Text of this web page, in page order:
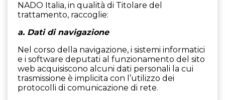
NADO Italia, in qualità di Titolare del
trattamento, raccoglie:
a. Dati di navigazione
Nel corso della navigazione, i sistemi informatici
e i software deputati al funzionamento del sito
web acquisiscono alcuni dati personali la cui
trasmissione è implicita con l’utilizzo dei
protocolli di comunicazione di rete.